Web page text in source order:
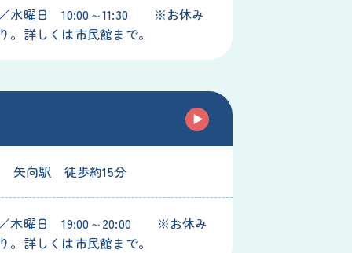
水曜日 10:00～11:30 ※お休み
。詳しくは市民館まで。
矢向駅 徒歩約15分
木曜日 19:00～20:00 ※お休み
。詳しくは市民館まで。